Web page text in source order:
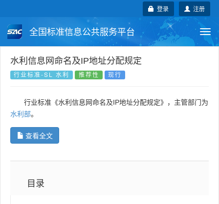
注册
登录
全国标准信息公共服务平台
国家标准 行业标准
国外标准 技术委员会
水利信息网命名及IP地址分配规定
行业标准-SL 水利 推荐性 现行
行业标准《水利信息网命名及IP地址分配规定》，主管部门为
水利部。
查看全文
目录